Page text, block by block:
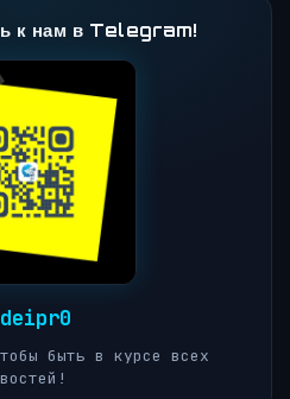
к нам в Telegram!
быть в курсе всех